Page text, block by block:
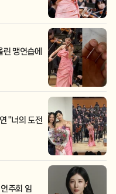
맹연습에
"너의 도전
주회 임